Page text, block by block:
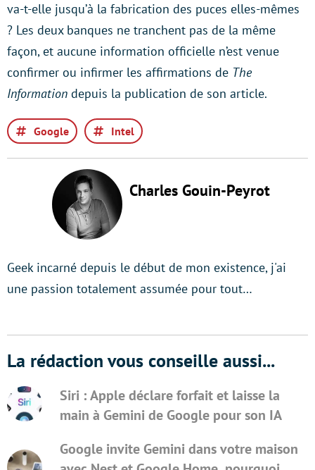
va-t-elle jusqu’à la fabrication des puces elles-mêmes
? Les deux banques ne tranchent pas de la même
façon, et aucune information officielle n’est venue
confirmer ou infirmer les affirmations de The
Information depuis la publication de son article.
Google Intel
Charles Gouin-Peyrot
Geek incarné depuis le début de mon existence, j'ai
une passion totalement assumée pour tout…
La rédaction vous conseille aussi...
Siri : Apple déclare forfait et laisse la
main à Gemini de Google pour son IA
Google invite Gemini dans votre maison